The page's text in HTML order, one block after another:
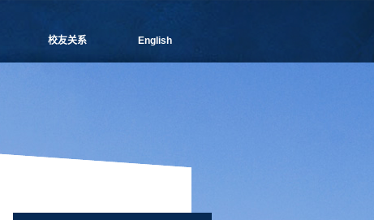
校友关系
活动预告
English